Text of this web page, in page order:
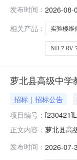
皮管、镀
漆施工。
发布时间： 2026-08-
相关产品：
实验楼维
NH？RV
萝北县高级中学
招标｜招标公告
项目编号：
正文内容： 萝北县高
发布时间： 2026-07-